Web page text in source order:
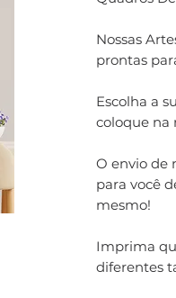
Nossas
prontas
Escolha a
coloque na
O envio de
para você
mesmo!
Imprima
diferentes